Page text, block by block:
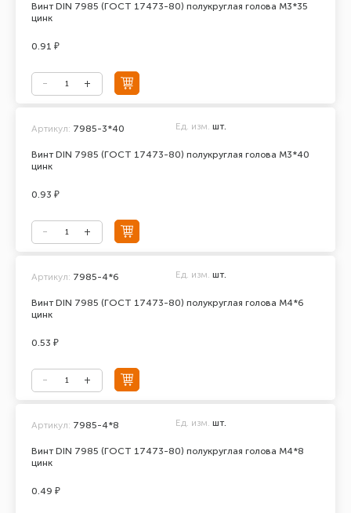
Винт DIN 7985 (ГОСТ 17473-80) полукруглая голова М3*35
цинк
0.91 ₽
Винт DIN 7985 (ГОСТ 17473-80) полукруглая голова М3*40
цинк
Артикул: 7985-3*40 Ед. изм. шт.
0.93 ₽
Винт DIN 7985 (ГОСТ 17473-80) полукруглая голова М4*6
цинк
Артикул: 7985-4*6 Ед. изм. шт.
0.53 ₽
Винт DIN 7985 (ГОСТ 17473-80) полукруглая голова М4*8
цинк
Артикул: 7985-4*8 Ед. изм. шт.
0.49 ₽